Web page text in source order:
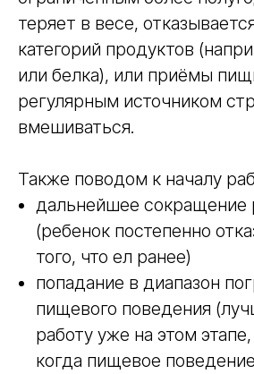
теряет в весе,
категорий продуктов
или белка), или приёмы
регулярным источником
вмешиваться.
Также поводом к началу
дальнейшее сокращение
(ребенок постепенно
того, что ел ранее)
попадание в диапазон
пищевого поведения
работу уже на этом
когда пищевое